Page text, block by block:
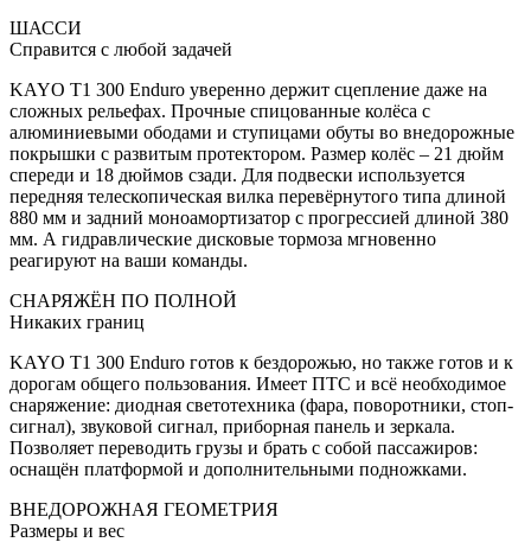
ШАССИ
Справится с любой задачей
KAYO T1 300 Enduro уверенно держит сцепление даже на
сложных рельефах. Прочные спицованные колёса с
алюминиевыми ободами и ступицами обуты во внедорожные
покрышки с развитым протектором. Размер колёс – 21 дюйм
спереди и 18 дюймов сзади. Для подвески используется
передняя телескопическая вилка перевёрнутого типа длиной
880 мм и задний моноамортизатор с прогрессией длиной 380
мм. А гидравлические дисковые тормоза мгновенно
реагируют на ваши команды.
СНАРЯЖЁН ПО ПОЛНОЙ
Никаких границ
KAYO T1 300 Enduro готов к бездорожью, но также готов и к
дорогам общего пользования. Имеет ПТС и всё необходимое
снаряжение: диодная светотехника (фара, поворотники, стоп-
сигнал), звуковой сигнал, приборная панель и зеркала.
Позволяет переводить грузы и брать с собой пассажиров:
оснащён платформой и дополнительными подножками.
ВНЕДОРОЖНАЯ ГЕОМЕТРИЯ
Размеры и вес